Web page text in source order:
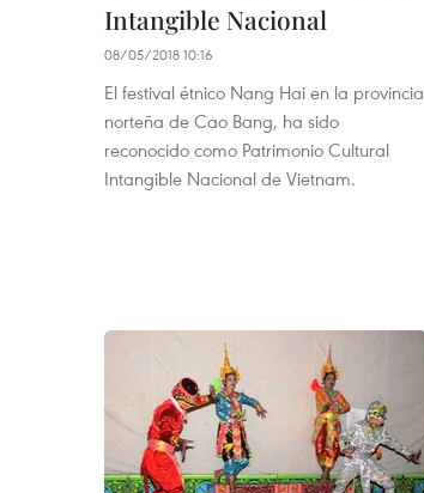
Intangible Nacional
08/05/2018 10:16
El festival étnico Nang Hai en la provincia
norteña de Cao Bang, ha sido
reconocido como Patrimonio Cultural
Intangible Nacional de Vietnam.